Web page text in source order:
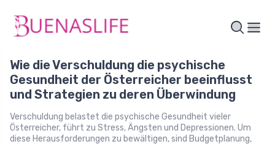
Wie die Verschuldung die psychische
Gesundheit der Österreicher beeinflusst
und Strategien zu deren Überwindung
Verschuldung belastet die psychische Gesundheit vieler
Österreicher, führt zu Stress, Ängsten und Depressionen. Um
diese Herausforderungen zu bewältigen, sind Budgetplanung,